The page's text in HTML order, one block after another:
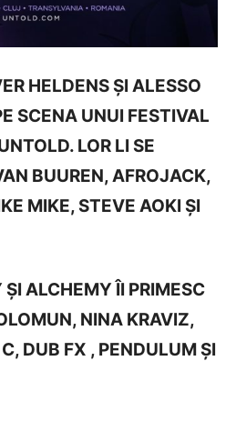
HELDENS ȘI ALESSO
SCENA UNUI FESTIVAL
LOR LI SE
BUUREN, AFROJACK,
MIKE, STEVE AOKI ȘI
ALCHEMY ÎI PRIMESC
NINA KRAVIZ,
DUB FX , PENDULUM ȘI